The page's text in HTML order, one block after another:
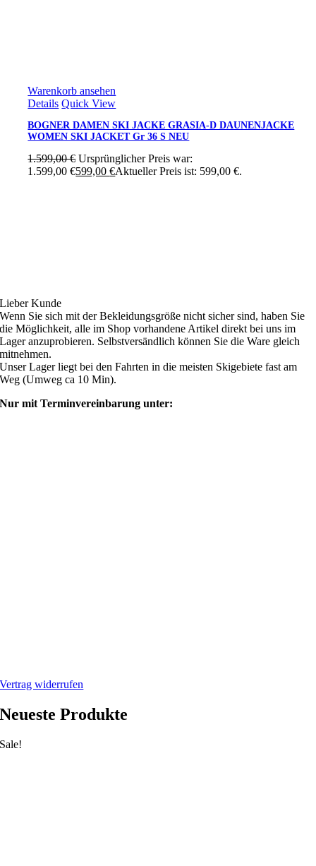
Warenkorb ansehen
Details Quick View
BOGNER DAMEN SKI JACKE GRASIA-D DAUNENJACKE
WOMEN SKI JACKET Gr 36 S NEU
1.599,00€ Ursprünglicher Preis war:
1.599,00 €599,00€Aktueller Preis ist: 599,00 €.
Lieber Kunde
Wenn Sie sich mit der Bekleidungsgröße nicht sicher sind, haben Sie
die Möglichkeit, alle im Shop vorhandene Artikel direkt bei uns im
Lager anzuprobieren. Selbstversändlich können Sie die Ware gleich
mitnehmen.
Unser Lager liegt bei den Fahrten in die meisten Skigebiete fast am
Weg (Umweg ca 10 Min).
Nur mit Terminvereinbarung unter:
Vertrag widerrufen
Neueste Produkte
Sale!